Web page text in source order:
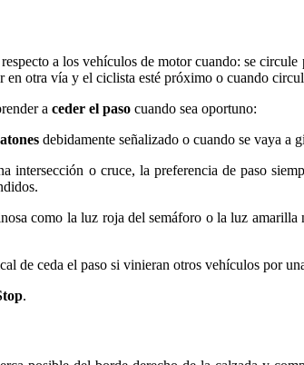
a los vehículos de motor cuando: se circule
en otra vía y el ciclista esté próximo o cuando
a ceder el paso cuando sea oportuno:
debidamente señalizado o cuando se vaya a
intersección o cruce, la preferencia de paso
como la luz roja del semáforo o la luz
de ceda el paso si vinieran otros vehículos por
.